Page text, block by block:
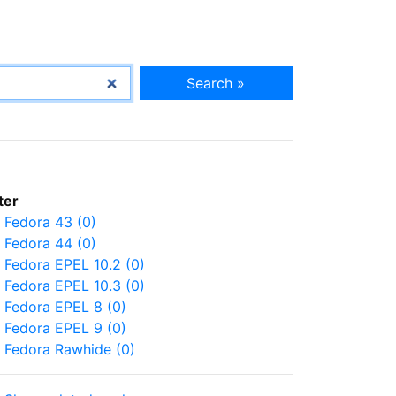
Search »
Fedora 43 (0)
Fedora 44 (0)
Fedora EPEL 10.2 (0)
Fedora EPEL 10.3 (0)
Fedora EPEL 8 (0)
Fedora EPEL 9 (0)
Fedora Rawhide (0)